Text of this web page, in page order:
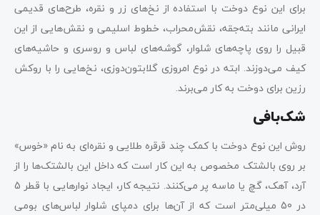
برای این نوع دوخت با استفاده از نخ‌های زر و نقره، طرح‌های قدیمی
ایرانی مانند بته‌جقه، نقش‌محراب، خطوط اسلیمی و نقش‌هایی از این
قبیل را روی پاچه‌های شلوار، گوشه‌های لباس و روسری و حاشیه‌های
کیف می‌دوزند. ابته در نوع امروزی گلابتون‌دوزی، نخ‌هایی را با روکش
رزین برای دوخت به کار می‌برند.
شک‌بافی
روش این نوع دوخت با کمک چند قرقره طلایی و نقره‌ای به نام «خوس»
بر روی بالشتک مخصوص به این کار است که داخل این بالشتک‌ها را از
آرد، آهک، گچ یا ماسه پر می‌کنند. نتیجه کار، ایجاد نوارهایی با قطر 5
در 50 میلی‌متر است که از آن‌ها برای دمپای شلوار لباس‌های بومی